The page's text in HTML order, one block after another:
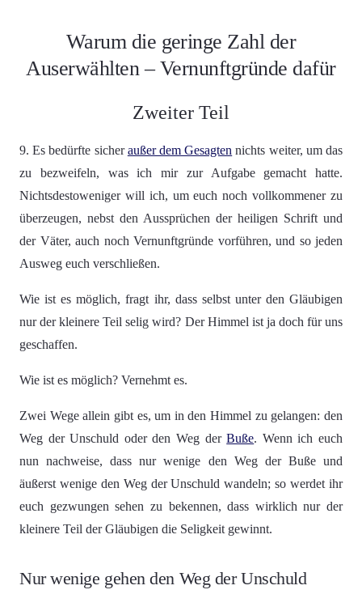
Warum die geringe Zahl der
Auserwählten – Vernunftgründe dafür
Zweiter Teil
9. Es bedürfte sicheraußer dem Gesagten nichts weiter, um das
zu bezweifeln, was ich mir zur Aufgabe gemacht hatte.
Nichtsdestoweniger will ich, um euch noch vollkommener zu
überzeugen, nebst den Aussprüchen der heiligen Schrift und
der Väter, auch noch Vernunftgründe vorführen, und so jeden
Ausweg euch verschließen.
Wie ist es möglich, fragt ihr, dass selbst unter den Gläubigen
nur der kleinere Teil selig wird? Der Himmel ist ja doch für uns
geschaffen.
Wie ist es möglich? Vernehmt es.
Zwei Wege allein gibt es, um in den Himmel zu gelangen: den
Weg der Unschuld oder den Weg derBuße. Wenn ich euch
nun nachweise, dass nur wenige den Weg der Buße und
äußerst wenige den Weg der Unschuld wandeln; so werdet ihr
euch gezwungen sehen zu bekennen, dass wirklich nur der
kleinere Teil der Gläubigen die Seligkeit gewinnt.
Nur wenige gehen den Weg der Unschuld